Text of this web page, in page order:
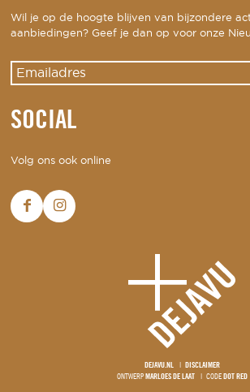
Wil je op de hoogte blijven van bijzondere
aanbiedingen? Geef je dan op voor onze
SOCIAL
Volg ons ook online
DEJAVU.NL
DISCLAIMER
ONTWERP MARLOES DE LAAT CODE DOT RED